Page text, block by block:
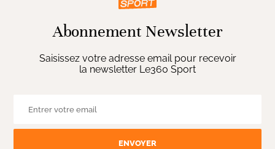
Abonnement Newsletter
Saisissez votre adresse email pour recevoir
la newsletter Le360 Sport
ENVOYER